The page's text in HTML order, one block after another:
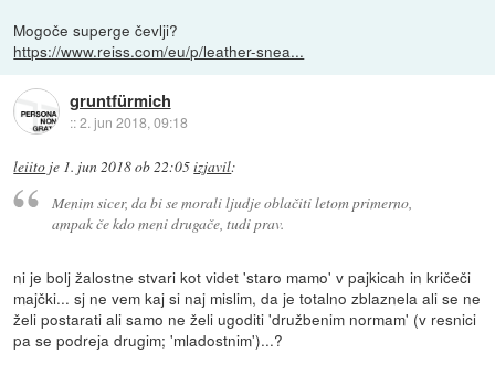
Mogoče superge čevlji?
https://www.reiss.com/eu/p/leather-snea...
gruntfürmich
::2. jun 2018, 09:18
leiito je 1. jun 2018 ob 22:05izjavil:
Menim sicer, da bi se morali ljudje oblačiti letom primerno,
ampak če kdo meni drugače, tudi prav.
ni je bolj žalostne stvari kot videt 'staro mamo' v pajkicah in kričeči
majčki... sj ne vem kaj si naj mislim, da je totalno zblaznela ali se ne
želi postarati ali samo ne želi ugoditi 'družbenim normam' (v resnici
pa se podreja drugim; 'mladostnim')...?